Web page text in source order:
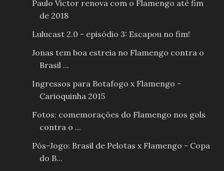
Paulo Victor renova com o Flamengo até fim
de 2018
Lulucast 2.0 - episódio 3: Escapou no fim!
Jonas tem boa estreia no Flamengo contra o
Brasil ...
Ingressos para Botafogo x Flamengo -
Carioquinha 2015
Fotos: comemorações do Flamengo nos gols
contra o ...
Pós-Jogo: Brasil de Pelotas x Flamengo - Copa
do B...